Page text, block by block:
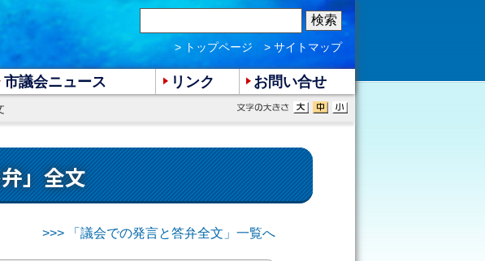
」全文
>>> 「議会での発言と答弁全文」一覧へ
市議会ニュース リンク お問い合せ
> トップページ > サイトマップ